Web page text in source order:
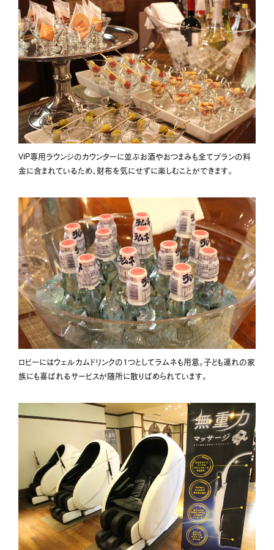
VIP専用ラウンジのカウンターに並ぶお酒やおつまみも全てプランの料
金に含まれているため、財布を気にせずに楽しむことができます。
ロビーにはウェルカムドリンクの1つとしてラムネも用意。子ども連れの家
族にも喜ばれるサービスが随所に散りばめられています。